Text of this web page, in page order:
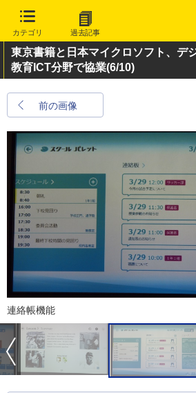
カテゴリ 過去記事
東京書籍と日本マイクロソフト、デ
教育ICT分野で協業(6/10)
前の画像
連絡帳機能